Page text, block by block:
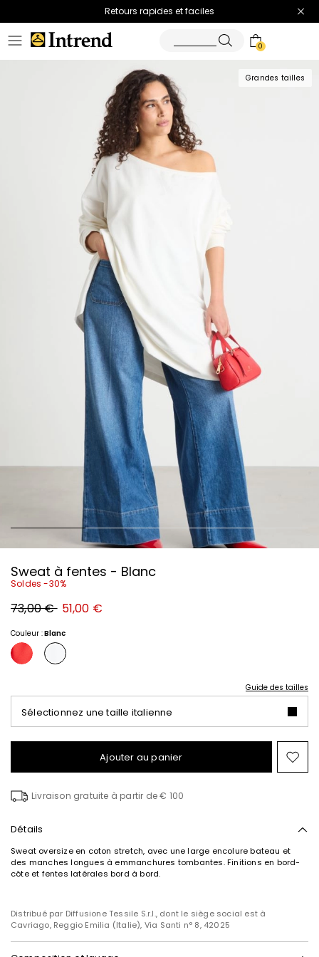
Retours rapides et faciles
0
Grandes tailles
Sweat à fentes - Blanc
Soldes -30%
Prix
original
€
73,00 € Nouveau
prix
€
51,00 €
Couleur :Blanc
Guide des tailles
Sélectionnez une taille italienne
Ajouter au panier
Livraison gratuite à partir de € 100
Détails
Sweat oversize en coton stretch, avec une large encolure bateau et
des manches longues à emmanchures tombantes. Finitions en bord-
côte et fentes latérales bord à bord.
Distribué par Diffusione Tessile S.r.l., dont le siège social est à
Cavriago, Reggio Emilia (Italie), Via Santi n° 8, 42025
S’abonner à notre
Inscrivez-vous dès maintenant à notre newsletter
et découvrez en avant-première les nouveaux
arrivages, les événements et les projets spéciaux !